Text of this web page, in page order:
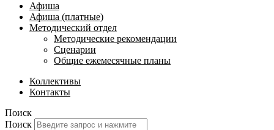
Афиша
Афиша (платные)
Методический отдел
Методические рекомендации
Сценарии
Общие ежемесячные планы
Коллективы
Контакты
Поиск
Поиск